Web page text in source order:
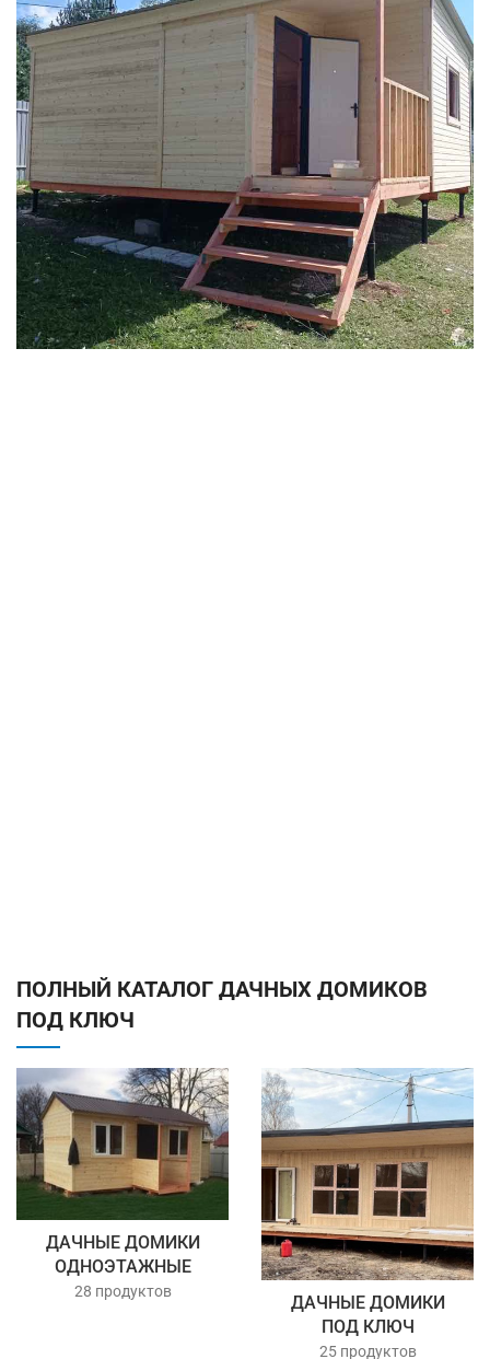
ПОЛНЫЙ КАТАЛОГ ДАЧНЫХ ДОМИКОВ
ПОД КЛЮЧ
ДАЧНЫЕ ДОМИКИ
ОДНОЭТАЖНЫЕ
28 продуктов
ДАЧНЫЕ ДОМИКИ
ПОД КЛЮЧ
25 продуктов